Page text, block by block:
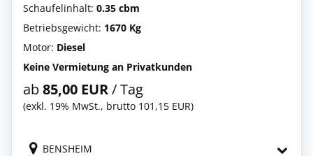
Schaufelinhalt: 0.35 cbm
Betriebsgewicht: 1670 Kg
Motor: Diesel
Keine Vermietung an Privatkunden
ab85,00 EUR/ Tag
(exkl. 19% MwSt., brutto 101,15 EUR)
BENSHEIM